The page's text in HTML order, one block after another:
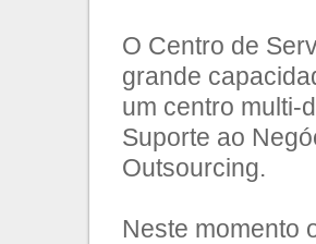
O Centro de
grande
um centro multi-
Suporte ao
Outsourcing.
Neste momento